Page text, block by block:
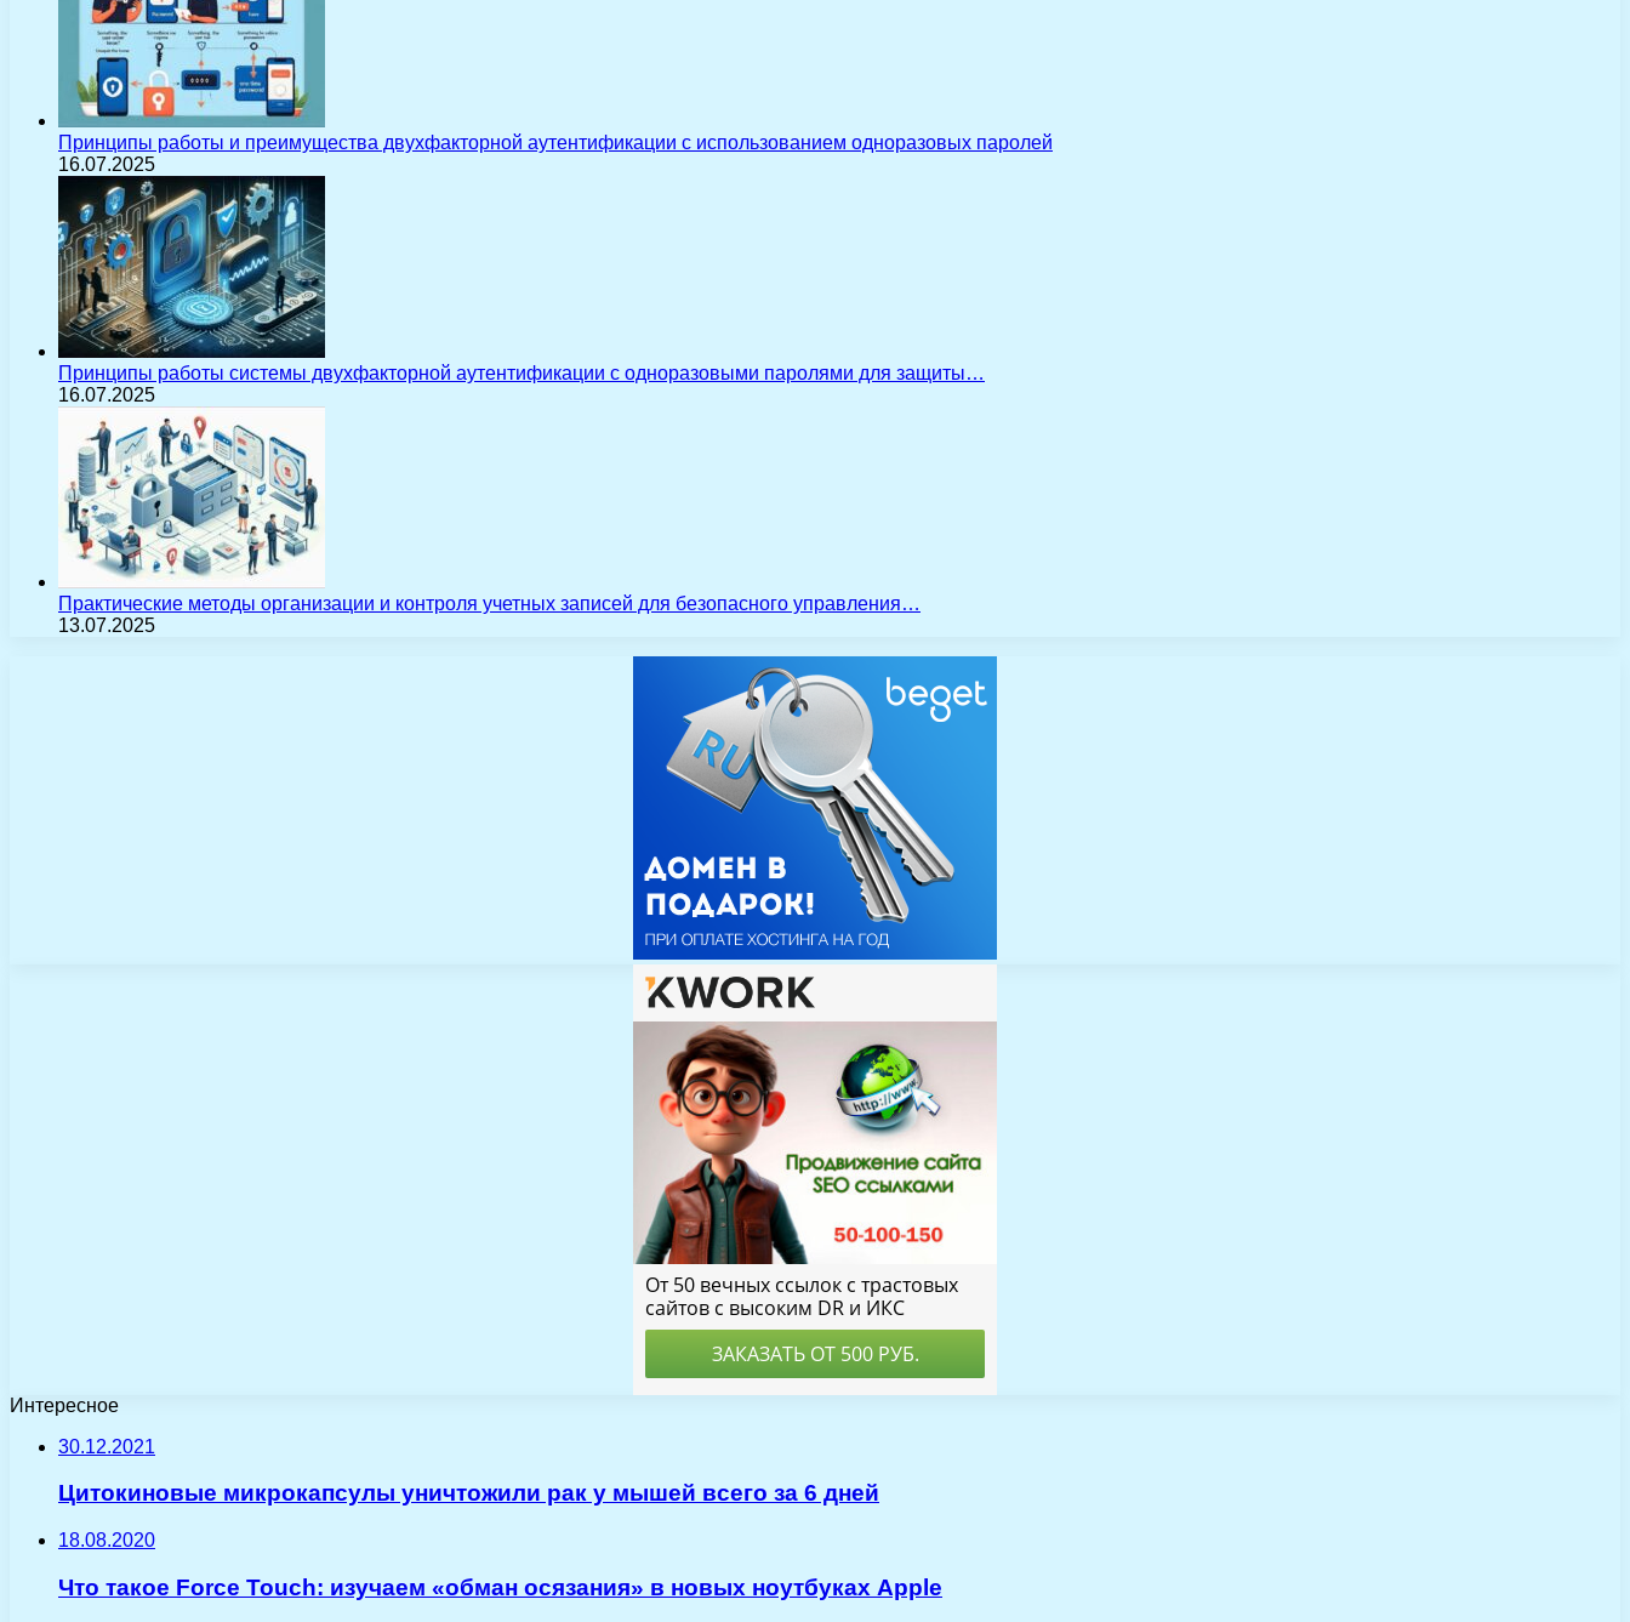
Принципы работы и преимущества двухфакторной аутентификации с использованием одноразовых паролей
16.07.2025
Принципы работы системы двухфакторной аутентификации с одноразовыми паролями для защиты…
16.07.2025
Практические методы организации и контроля учетных записей для безопасного управления…
13.07.2025
Интересное
30.12.2021
Цитокиновые микрокапсулы уничтожили рак у мышей всего за 6 дней
18.08.2020
Что такое Force Touch: изучаем «обман осязания» в новых ноутбуках Apple